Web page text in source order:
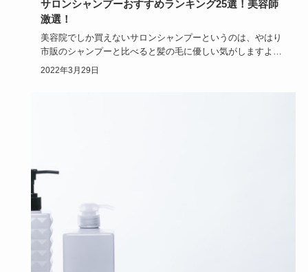
サロンシャンプーおすすめランキング25選！美容師
激選！
美容院でしか買えないサロンシャンプーというのは、やはり
市販のシャンプーと比べると髪の毛に優しい気がしますよ
ね。美容師がおす…
2022年3月29日